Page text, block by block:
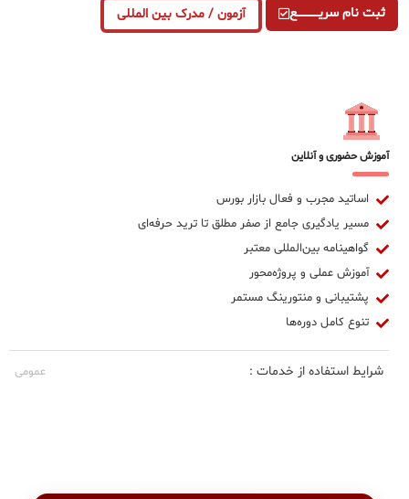
ثبت نام سریــــــــــــع آزمون / مدرک بین المللی
آموزش حضوری و آنلاین
اساتید مجرب و فعال بازار بورس
مسیر یادگیری جامع از صفر مطلق تا ترید حرفه‌ای
گواهینامه بین‌المللی معتبر
آموزش عملی و پروژه‌محور
پشتیبانی و منتورینگ مستمر
تنوع کامل دوره‌ها
شرایط استفاده از خدمات : عمومی